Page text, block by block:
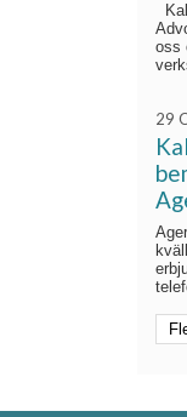
oss
29